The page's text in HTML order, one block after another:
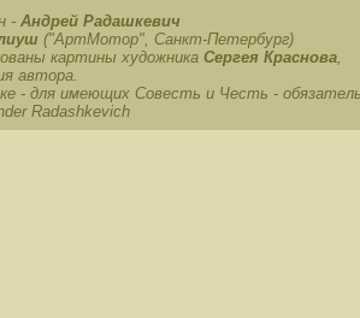
- Андрей Радашкевич
("АртМотор", Санкт-Петербург)
картины художника Сергея Краснова,
автора.
- для имеющих Совесть и Честь -
Radashkevich